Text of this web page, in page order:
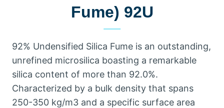
Fume) 92U
92% Undensified Silica Fume is an outstanding,
unrefined microsilica boasting a remarkable
silica content of more than 92.0%.
Characterized by a bulk density that spans
250-350 kg/m3 and a specific surface area